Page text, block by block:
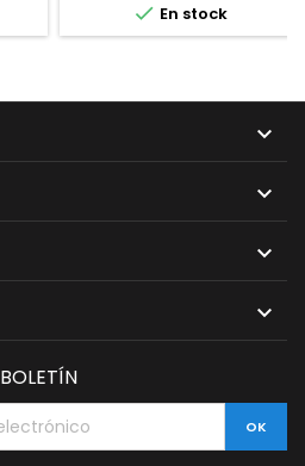
 En stock




BOLETÍN